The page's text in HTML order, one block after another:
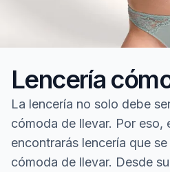
Lencería
La lencería no solo debe
cómoda de llevar. Por eso,
encontrarás lencería que
cómoda de llevar. Desde